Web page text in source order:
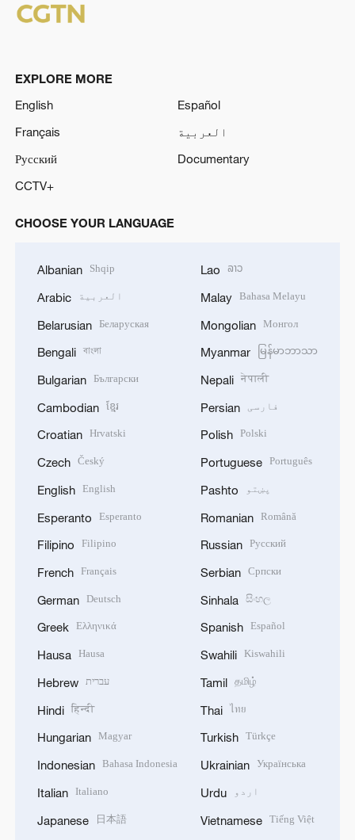
EXPLORE MORE
English
Español
Français
العربية
Русский
Documentary
CCTV+
CHOOSE YOUR LANGUAGE
Albanian Shqip
Arabic العربية
Belarusian Беларуская
Bengali বাংলা
Bulgarian Български
Cambodian ខ្មែរ
Croatian Hrvatski
Czech Český
English English
Esperanto Esperanto
Filipino Filipino
French Français
German Deutsch
Greek Ελληνικά
Hausa Hausa
Hebrew עברית
Hindi हिन्दी
Hungarian Magyar
Indonesian Bahasa Indonesia
Italian Italiano
Japanese
日本語
Lao ລາວ
Malay Bahasa Melayu
Mongolian Монгол
Myanmar မြန်မာဘာသာ
Nepali नेपाली
Persian فارسی
Polish Polski
Portuguese Português
Pashto پښتو
Romanian Română
Russian Русский
Serbian Српски
Sinhala සිංහල
Spanish Español
Swahili Kiswahili
Tamil தமிழ்
Thai ไทย
Turkish Türkçe
Ukrainian Українська
Urdu اردو
Vietnamese Tiếng Việt